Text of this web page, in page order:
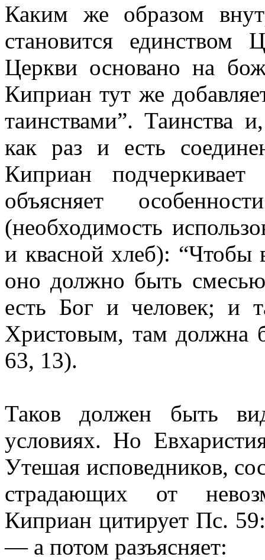
Каким же образом
становится единством
Церкви основано на
Киприан тут же
таинствами”. Таинства
как раз и есть
Киприан
объясняет
(необходимость
и квасной хлеб): “Чтобы
оно должно быть
есть Бог и человек; и
Христовым, там должна
63, 13).
Таков должен быть
условиях. Но
Утешая исповедников,
страдающих от
Киприан цитирует Пс.
— а потом разъясняет: